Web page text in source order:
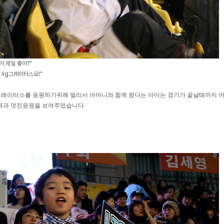
제일 좋아?"
lig그레이터스요!"
이터스를 응원하기위해 멀리서 어머니와 함께 왔다는 아이는 경기가 끝날때까지
과 멋진응원을 보여주었습니다.